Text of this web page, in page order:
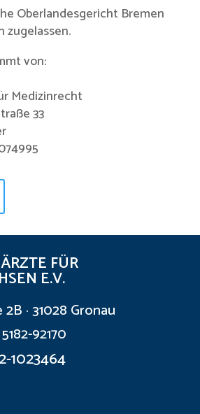
Oberlandesgericht Bremen
zugelassen.
von:
Medizinrecht
33
FÜR
E.V.
· 31028 Gronau
92170
1023464